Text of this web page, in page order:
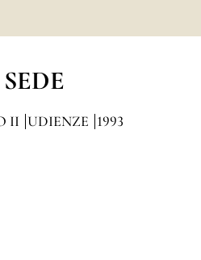
II UDIENZE 1993